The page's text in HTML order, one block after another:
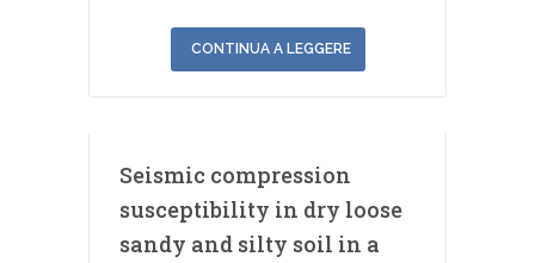
CONTINUA A LEGGERE
Seismic compression
susceptibility in dry loose
sandy and silty soil in a